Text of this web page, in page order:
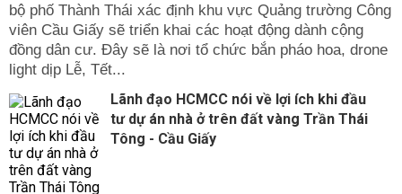
bộ phố Thành Thái xác định khu vực Quảng trường Công
viên Cầu Giấy sẽ triển khai các hoạt động dành cộng
đồng dân cư. Đây sẽ là nơi tổ chức bắn pháo hoa, drone
light dịp Lễ, Tết...
Lãnh đạo HCMCC nói về lợi ích khi đầu
tư dự án nhà ở trên đất vàng Trần Thái
Tông - Cầu Giấy